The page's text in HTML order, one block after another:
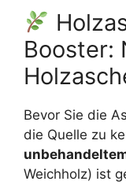
Booster:
Bevor Sie die
die Quelle zu
Weichholz) ist